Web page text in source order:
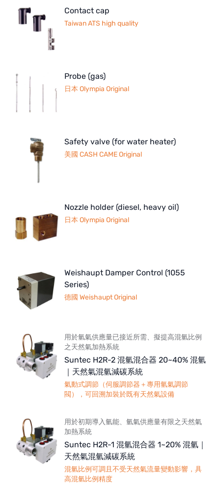
Contact cap
Taiwan ATS high quality
Probe (gas)
日本 Olympia Original
Safety valve (for water heater)
美國 CASH CAME Original
Nozzle holder (diesel, heavy oil)
日本 Olympia Original
Weishaupt Damper Control (1055
Series)
德國 Weishaupt Original
用於氫氣供應量已接近所需、擬提高混氫比例
之天然氣加熱系統
Suntec H2R-2 混氫混合器 20~40% 混氫
｜天然氣混氫減碳系統
氣動式調節（伺服調節器＋專用氫氣調節
閥），可回溯加裝於既有天然氣設備
用於初期導入氫能、氫氣供應量有限之天然氣
加熱系統
Suntec H2R-1 混氫混合器 1~20% 混氫｜
天然氣混氫減碳系統
混氫比例可調且不受天然氣流量變動影響，具
高混氫比例精度